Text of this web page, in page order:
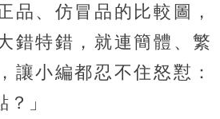
品、仿冒品的比較圖，
錯特錯，就連簡體、繁
讓小編都忍不住怒懟：
？」